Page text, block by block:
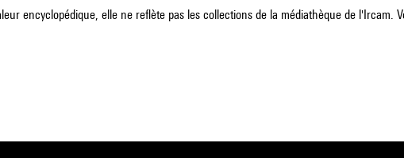
encyclopédique, elle ne reflète pas les collections de la médiathèque de l'Ircam.